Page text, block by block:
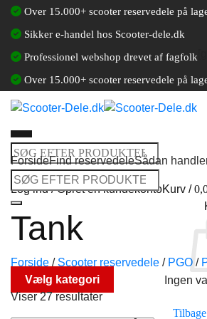
Fortsæt
indhold
Over 15.000+ scooter reservedele på
Sikker e-handel hos Scooter-dele.dk
Professionel webshop drevet af fagfolk
Over 15.000+ scooter reservedele på
Søg
efter:
Log ind / Opret en kundekontoKurv /
Ingen
ForsideFind reservedeleSådan
Søg
efter:
Tank
Forside / Scooter reservedele / PGO /
Vælg kategori
Viser 27 resultater